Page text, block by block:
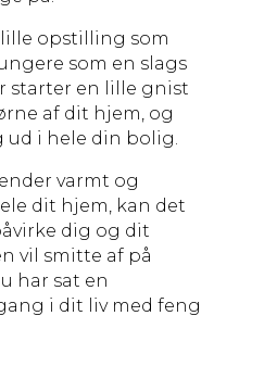
lille opstilling som
som en slags
starter en lille gnist
af dit hjem, og
ud i hele din bolig.
varmt og
dit hjem, kan det
dig og dit
vil smitte af på
har sat en
i dit liv med feng